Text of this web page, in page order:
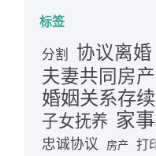
标签
分割 协议离婚
夫妻共同房产
婚姻关系存
子女抚养 家
忠诚协议 房产 打